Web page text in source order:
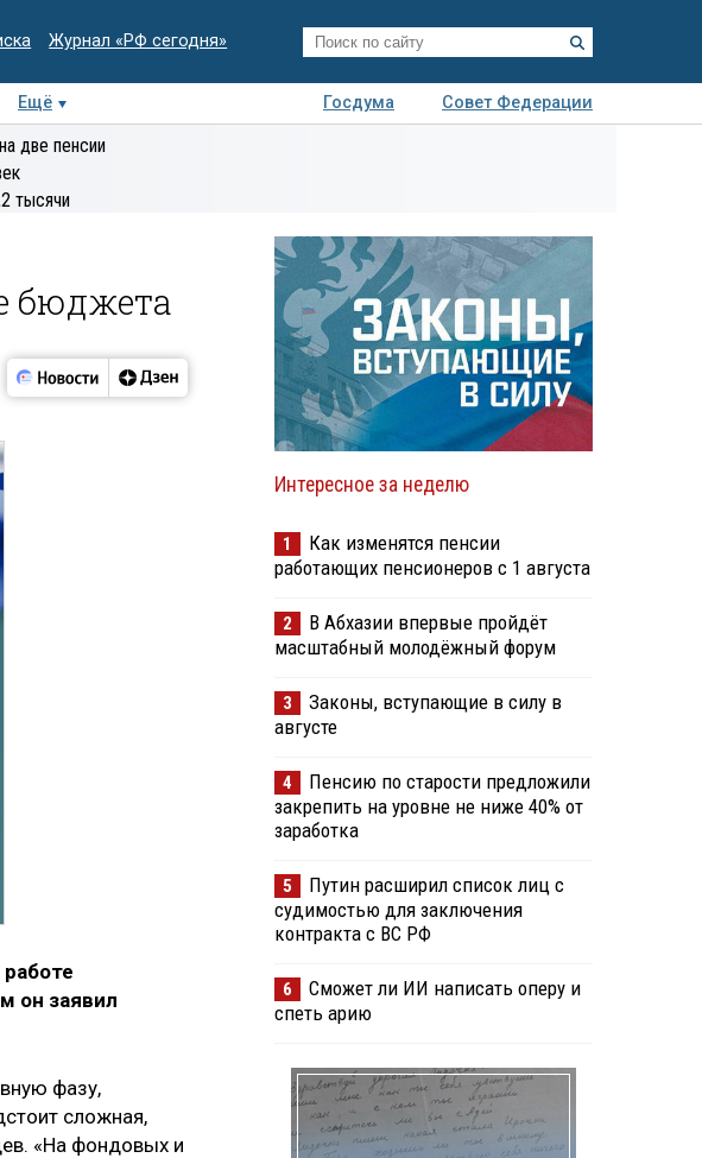
Журнал «РФ сегодня»
Ещё Госдума
Совет Федерации
Деловая
две пенсии
тысячи
бюджета
он заявил
фазу,
сложная,
«На фондовых и
Интересное за неделю
1
Как изменятся пенсии
работающих пенсионеров с 1 августа
2
В Абхазии впервые пройдёт
масштабный молодёжный форум
3
Законы, вступающие в силу в
августе
4
Пенсию по старости предложили
закрепить на уровне не ниже 40% от
заработка
5
Путин расширил список лиц с
судимостью для заключения
контракта с ВС РФ
6
Сможет ли ИИ написать оперу и
спеть арию